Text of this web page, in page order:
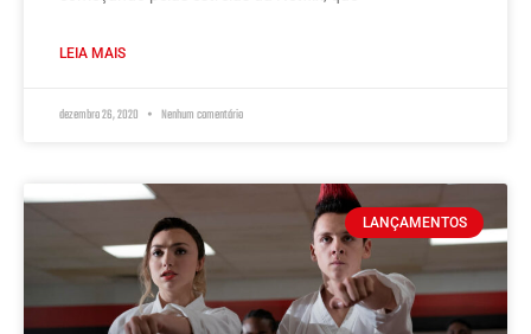
LEIA MAIS
dezembro 26, 2020 Nenhum comentário
LANÇAMENTOS